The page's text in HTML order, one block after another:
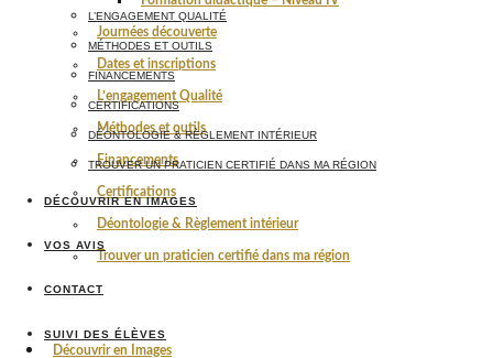
Journées découverte
Dates et inscriptions
L’engagement Qualité
Méthodes et outils
Financements
Certifications
Déontologie & Règlement intérieur
Trouver un praticien certifié dans ma région
Découvrir en Images
L’ENGAGEMENT QUALITÉ
MÉTHODES ET OUTILS
FINANCEMENTS
CERTIFICATIONS
DÉONTOLOGIE & RÈGLEMENT INTÉRIEUR
TROUVER UN PRATICIEN CERTIFIÉ DANS MA RÉGION
DÉCOUVRIR EN IMAGES
VOS AVIS
CONTACT
SUIVI DES ÉLÈVES